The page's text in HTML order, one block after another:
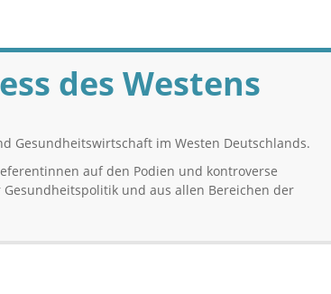
des Westens
Gesundheitswirtschaft im Westen Deutschlands.
auf den Podien und kontroverse
und aus allen Bereichen der